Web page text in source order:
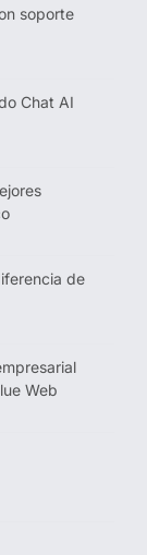
soporte
Chat AI
de
Web